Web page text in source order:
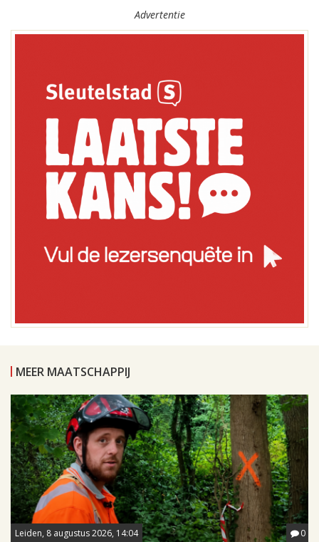
Advertentie
MEER MAATSCHAPPIJ
Leiden, 8 augustus 2026, 14:04 0